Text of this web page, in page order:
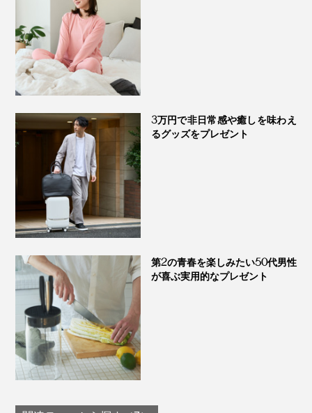
優しい肌触りのコットンに調温・調湿機能の高い羊毛を
重ねることで、下からの冷気をガード。底冷えする真冬
3万円で非日常感や癒しを味わえ
るグッズをプレゼント
第2の青春を楽しみたい50代男性
が喜ぶ実用的なプレゼント